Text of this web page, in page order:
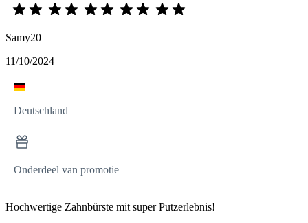
Samy20
11/10/2024
Deutschland
Onderdeel van promotie
Hochwertige Zahnbürste mit super Putzerlebnis!